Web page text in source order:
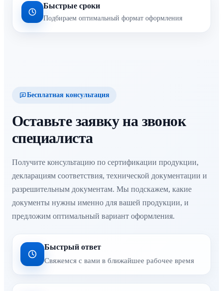
Быстрые сроки
Подбираем оптимальный формат оформления
Бесплатная консультация
Оставьте заявку на звонок
специалиста
Получите консультацию по сертификации продукции,
декларациям соответствия, технической документации и
разрешительным документам. Мы подскажем, какие
документы нужны именно для вашей продукции, и
предложим оптимальный вариант оформления.
Быстрый ответ
Свяжемся с вами в ближайшее рабочее время